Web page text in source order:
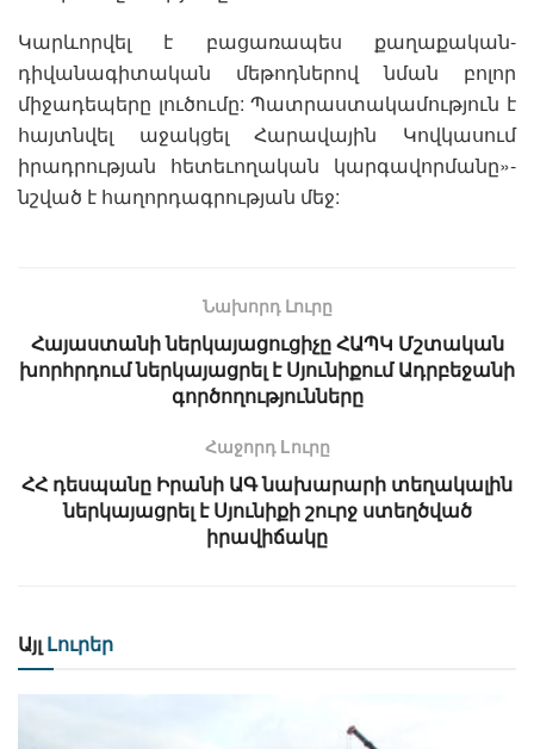
Կարևորվել է բացառապես քաղաքական-
դիվանագիտական մեթոդներով նման բոլոր
միջադեպերը լուծումը: Պատրաստակամություն է
հայտնվել աջակցել Հարավային Կովկասում
իրադրության հետեւողական կարգավորմանը»-
նշված է հաղորդագրության մեջ:
Նախորդ Լուրը
Հայաստանի ներկայացուցիչը ՀԱՊԿ Մշտական
խորհրդում ներկայացրել է Սյունիքում Ադրբեջանի
գործողությունները
Հաջորդ Lուրը
ՀՀ դեսպանը Իրանի ԱԳ նախարարի տեղակալին
ներկայացրել է Սյունիքի շուրջ ստեղծված
իրավիճակը
Այլ Լուրեր